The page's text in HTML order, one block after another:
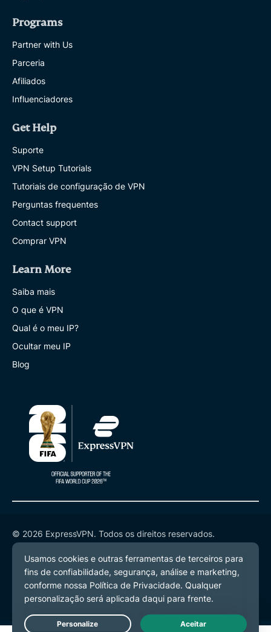
Programs
Partner with Us
Parceria
Afiliados
Influenciadores
Get Help
Suporte
VPN Setup Tutorials
Tutoriais de configuração de VPN
Perguntas frequentes
Contact support
Comprar VPN
Learn More
Saiba mais
O que é VPN
Qual é o meu IP?
Ocultar meu IP
Blog
© 2026 ExpressVPN. Todos os direitos reservados.
Política de Privacidade
Termos de Serviço
Preferências de Cookies